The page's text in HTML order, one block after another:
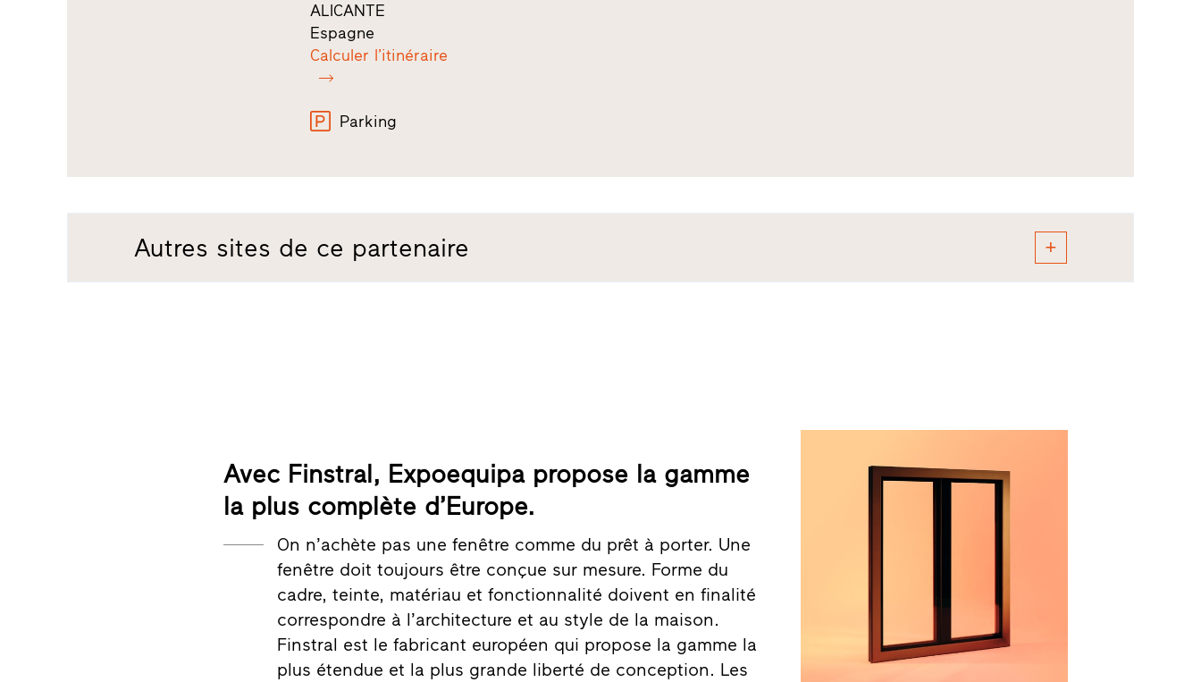
ALICANTE
Espagne
Calculer l’itinéraire
Parking
Autres sites de ce partenaire
Avec Finstral, Expoequipa propose la gamme
la plus complète d’Europe.
On n’achète pas une fenêtre comme du prêt à porter. Une
fenêtre doit toujours être conçue sur mesure. Forme du
cadre, teinte, matériau et fonctionnalité doivent en finalité
correspondre à l’architecture et au style de la maison.
Finstral est le fabricant européen qui propose la gamme la
plus étendue et la plus grande liberté de conception. Les